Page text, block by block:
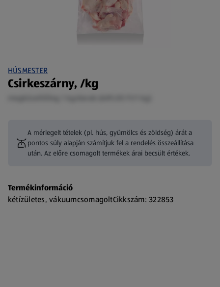
HÚSMESTER
Csirkeszárny, /kg
A mérlegelt tételek (pl. hús, gyümölcs és zöldség) árát a
pontos súly alapján számítjuk fel a rendelés összeállítása
után. Az előre csomagolt termékek árai becsült értékek.
Termékinformáció
kétízületes, vákuumcsomagoltCikkszám: 322853